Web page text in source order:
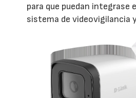
para que puedan integrase
sistema de videovigilancia